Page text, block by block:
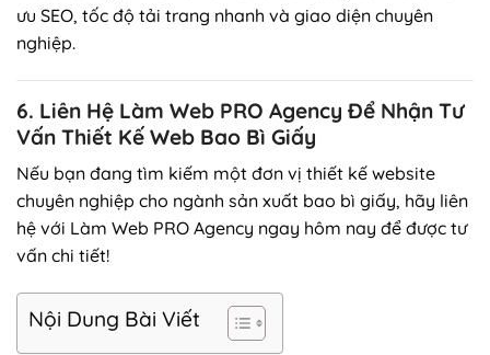
ưu SEO, tốc độ tải trang nhanh và giao diện chuyên
nghiệp.
6. Liên Hệ Làm Web PRO Agency Để Nhận Tư
Vấn Thiết Kế Web Bao Bì Giấy
Nếu bạn đang tìm kiếm một đơn vị thiết kế website
chuyên nghiệp cho ngành sản xuất bao bì giấy, hãy liên
hệ với Làm Web PRO Agency ngay hôm nay để được tư
vấn chi tiết!
Nội Dung Bài Viết